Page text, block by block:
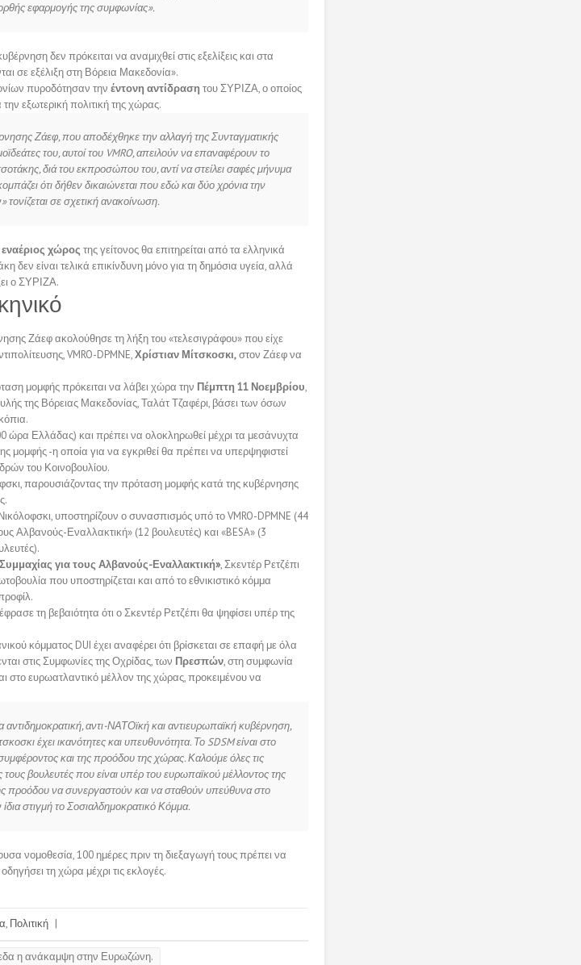
εφαρμογής της συμφωνίας».
δεν πρόκειται να αναμιχθεί στις εξελίξεις και στα
σε εξέλιξη στη Βόρεια Μακεδονία».
πυροδότησαν την έντονη αντίδραση του ΣΥΡΙΖΑ, ο οποίος
την εξωτερική πολιτική της χώρας.
Ζάεφ, που αποδέχθηκε την αλλαγή της Συνταγματικής
του, αυτοί του VMRO, απειλούν να επαναφέρουν το
διά του εκπροσώπου του, αντί να στείλει σαφές μήνυμα
ότι δήθεν δικαιώνεται που εδώ και δύο χρόνια την
σε σχετική ανακοίνωση.
εναέριος χώρος της γείτονος θα επιτηρείται από τα ελληνικά
είναι τελικά επικίνδυνη μόνο για τη δημόσια υγεία, αλλά
ο ΣΥΡΙΖΑ.
Ζάεφ ακολούθησε τη λήξη του «τελεσιγράφου» που είχε
VMRO-DPMNE,Χρίστιαν Μίτσκοσκι,στον Ζάεφ να
μομφής πρόκειται να λάβει χώρα την Πέμπτη 11 Νοεμβρίου,
της Βόρειας Μακεδονίας, Ταλάτ Τζαφέρι, βάσει των όσων
ώρα Ελλάδας) και πρέπει να ολοκληρωθεί μέχρι τα μεσάνυχτα
μομφής -η οποία για να εγκριθεί θα πρέπει να υπερψηφιστεί
του Κοινοβουλίου.
παρουσιάζοντας την πρόταση μομφής κατά της κυβέρνησης
υποστηρίζουν ο συνασπισμός υπό το VMRO-DPMNE (44
Αλβανούς-Εναλλακτική» (12 βουλευτές) και «BESA» (3
για τους Αλβανούς-Εναλλακτική», Σκεντέρ Ρετζέπι
που υποστηρίζεται και από το εθνικιστικό κόμμα
τη βεβαιότητα ότι ο Σκεντέρ Ρετζέπι θα ψηφίσει υπέρ της
κόμματος DUI έχει αναφέρει ότι βρίσκεται σε επαφή με όλα
στις Συμφωνίες της Οχρίδας, των Πρεσπών, στη συμφωνία
στο ευρωατλαντικό μέλλον της χώρας, προκειμένου να
αντιδημοκρατική, αντι-ΝΑΤΟϊκή και αντιευρωπαϊκή κυβέρνηση,
έχει ικανότητες και υπευθυνότητα. Το SDSM είναι στο
και της προόδου της χώρας. Καλούμε όλες τις
τους βουλευτές που είναι υπέρ του ευρωπαϊκού μέλλοντος της
προόδου να συνεργαστούν και να σταθούν υπεύθυνα στο
στιγμή το Σοσιαλδημοκρατικό Κόμμα.
νομοθεσία, 100 ημέρες πριν τη διεξαγωγή τους πρέπει να
τη χώρα μέχρι τις εκλογές.
, Πολιτική |
η ανάκαμψη στην Ευρωζώνη.